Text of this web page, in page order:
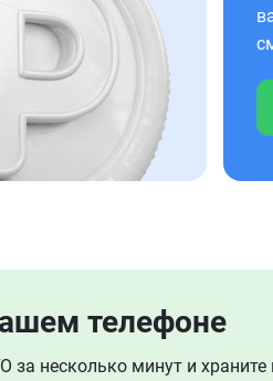
телефоне
несколько минут и храните